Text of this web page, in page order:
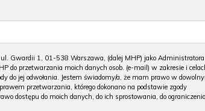
Gwardii 1, 01-538 Warszawa, (dalej MHP) jako Administratora
do przetwarzania moich danych osob. (e-mail) w zakresie i
do jej odwołania. Jestem świadomy/a, że mam prawo w
przetwarzania, którego dokonano na podstawie zgody
dostępu do moich danych, do ich sprostowania, do ograniczenia